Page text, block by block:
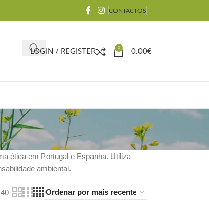
CONTACTOS
LOGIN / REGISTER
0
0.00€
ética em Portugal e Espanha. Utiliza
ambiental.
40